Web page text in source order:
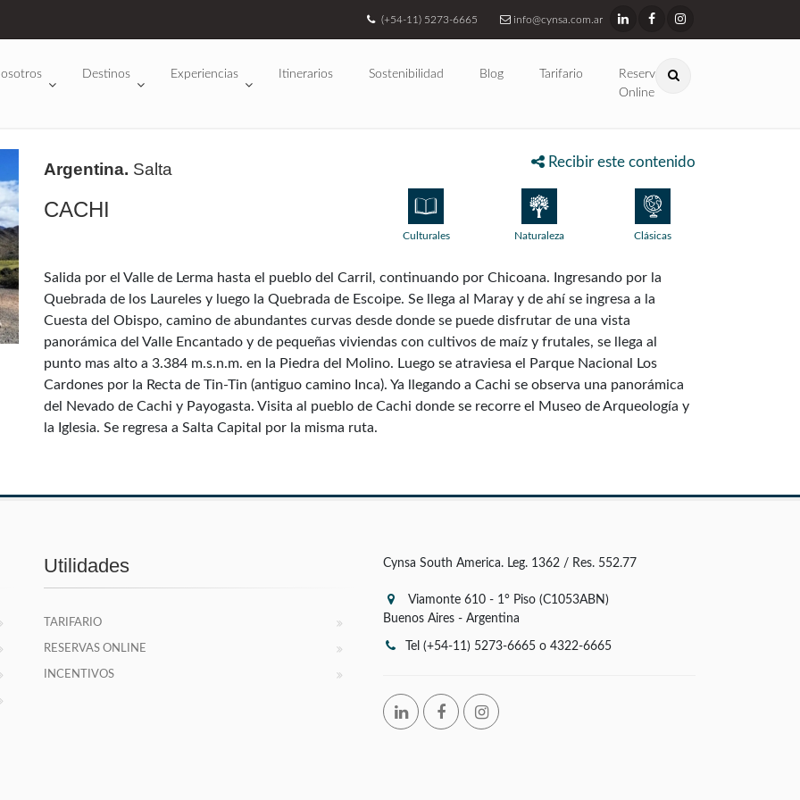
(+54-11) 5273-6665 info@cynsa.com.ar
Destinos Experiencias Itinerarios Sostenibilidad Blog Tarifario
Reservas
Online
Recibir este contenido
Argentina. Salta
CACHI
Culturales Naturaleza Clásicas
Salida por el Valle de Lerma hasta el pueblo del Carril, continuando por Chicoana. Ingresando por la
Quebrada de los Laureles y luego la Quebrada de Escoipe. Se llega al Maray y de ahí se ingresa a la
Cuesta del Obispo, camino de abundantes curvas desde donde se puede disfrutar de una vista
panorámica del Valle Encantado y de pequeñas viviendas con cultivos de maíz y frutales, se llega al
punto mas alto a 3.384 m.s.n.m. en la Piedra del Molino. Luego se atraviesa el Parque Nacional Los
Cardones por la Recta de Tin-Tin (antiguo camino Inca). Ya llegando a Cachi se observa una panorámica
del Nevado de Cachi y Payogasta. Visita al pueblo de Cachi donde se recorre el Museo de Arqueología y
la Iglesia. Se regresa a Salta Capital por la misma ruta.
Utilidades
TARIFARIO
RESERVAS ONLINE
INCENTIVOS
Cynsa South America. Leg. 1362 / Res. 552.77
Viamonte 610 - 1° Piso (C1053ABN)
Buenos Aires - Argentina
Tel (+54-11) 5273-6665 o 4322-6665